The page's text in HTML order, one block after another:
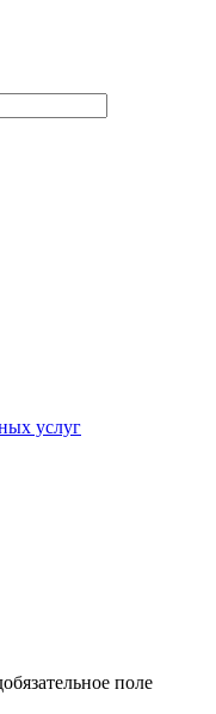
услуг
обязательное поле